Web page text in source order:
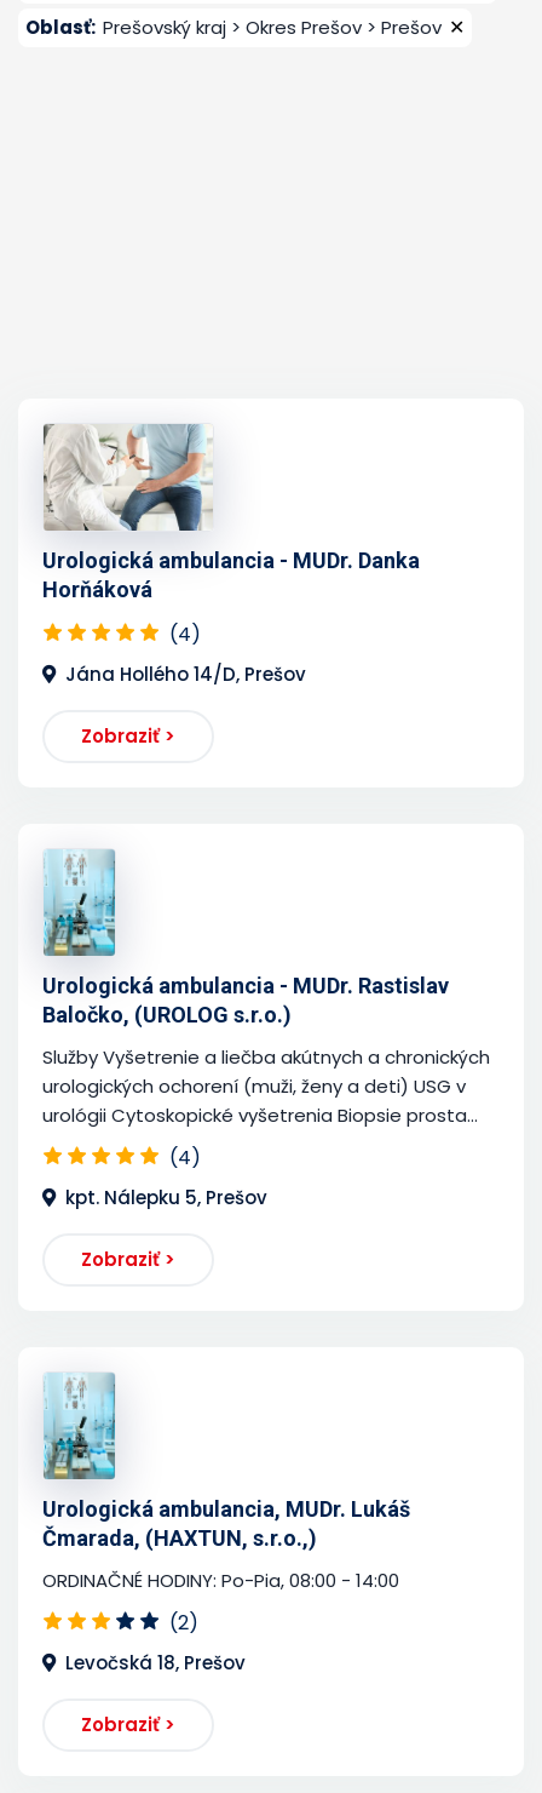
Oblasť: Prešovský kraj > Okres Prešov > Prešov ✕
Urologická ambulancia - MUDr. Danka
Horňáková
(4)
Jána Hollého 14/D, Prešov
Zobraziť >
Urologická ambulancia - MUDr. Rastislav
Baločko, (UROLOG s.r.o.)
Služby Vyšetrenie a liečba akútnych a chronických
urologických ochorení (muži, ženy a deti) USG v
urológii Cytoskopické vyšetrenia Biopsie prosta...
(4)
kpt. Nálepku 5, Prešov
Zobraziť >
Urologická ambulancia, MUDr. Lukáš
Čmarada, (HAXTUN, s.r.o.,)
ORDINAČNÉ HODINY: Po-Pia, 08:00 - 14:00
(2)
Levočská 18, Prešov
Zobraziť >